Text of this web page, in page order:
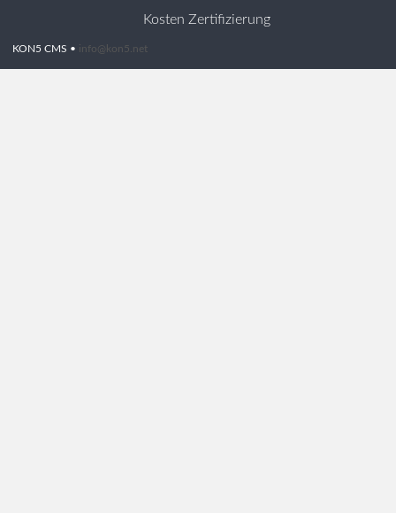
Kosten Zertifizierung
KON5 CMS • info@kon5.net